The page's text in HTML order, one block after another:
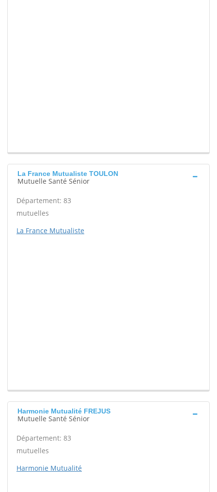
La France Mutualiste TOULON
Mutuelle Santé Sénior
Département: 83
mutuelles
La France Mutualiste
Harmonie Mutualité FREJUS
Mutuelle Santé Sénior
Département: 83
mutuelles
Harmonie Mutualité